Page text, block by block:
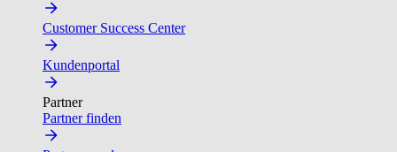
Customer Success Center
Kundenportal
Partner
Partner finden